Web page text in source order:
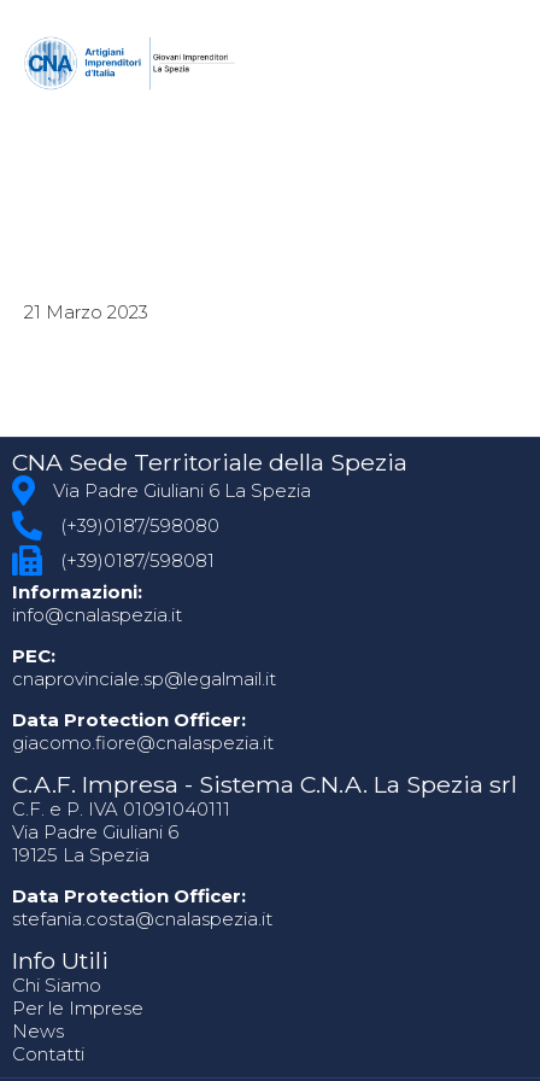
21 Marzo 2023
CNA Sede Territoriale della Spezia
Via Padre Giuliani 6 La Spezia
(+39)0187/598080
(+39)0187/598081
Informazioni:
info@cnalaspezia.it
PEC:
cnaprovinciale.sp@legalmail.it
Data Protection Officer:
giacomo.fiore@cnalaspezia.it
C.A.F. Impresa - Sistema C.N.A. La Spezia srl
C.F. e P. IVA 01091040111
Via Padre Giuliani 6
19125 La Spezia
Data Protection Officer:
stefania.costa@cnalaspezia.it
Info Utili
Chi Siamo
Per le Imprese
News
Contatti